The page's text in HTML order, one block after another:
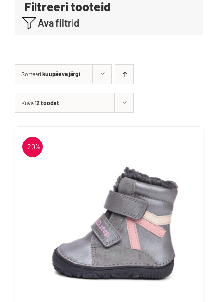
Blogi Ava filtrid
Sorteeri kuupäeva järgi
Kuva12 toodet
-20%
Filtreeri tooteid